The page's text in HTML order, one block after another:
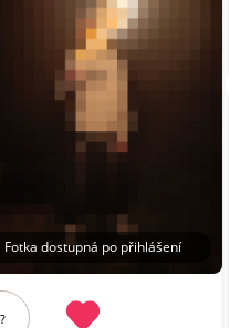
Fotka dostupná po přihlášení
?